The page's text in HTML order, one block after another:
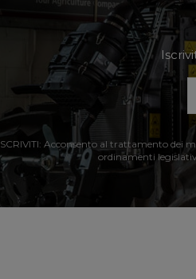
Acconsento al trattamento dei
ordinamenti